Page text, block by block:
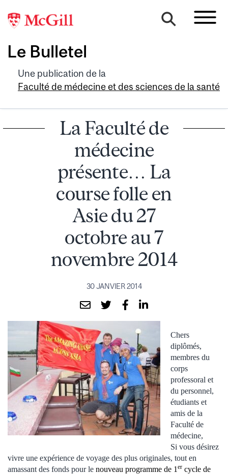
Le Bulletel
Une publication de la
Faculté de médecine et des sciences de la santé
La Faculté de
médecine
présente… La
course folle en
Asie du 27
octobre au 7
novembre 2014
30 JANVIER 2014
Chers
diplômés,
membres du
corps
professoral et
du personnel,
étudiants et
amis de la
Faculté de
médecine,
Si vous désirez
vivre une expérience de voyage des plus originales, tout en
amassant des fonds pour le nouveau programme de 1 er cycle de